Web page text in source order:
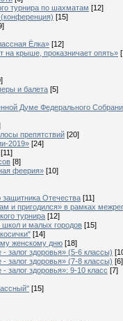
турнира по шахматам [12]
[15]
Ёлка» [12]
на крыше, проказничает опять»
и балета [5]
Думе Федерального
препятствий [20]
2019» [24]
[11]
[8]
феерия» [10]
Отечества [11]
и пригодился» в рамках
турнира [12]
школ и малых городов [15]
[14]
женскому дню [18]
залог здоровья» (5-6 классы)
залог здоровья» (7-8 классы) [6]
залог здоровья»: 9-10 класс [7]
[15]